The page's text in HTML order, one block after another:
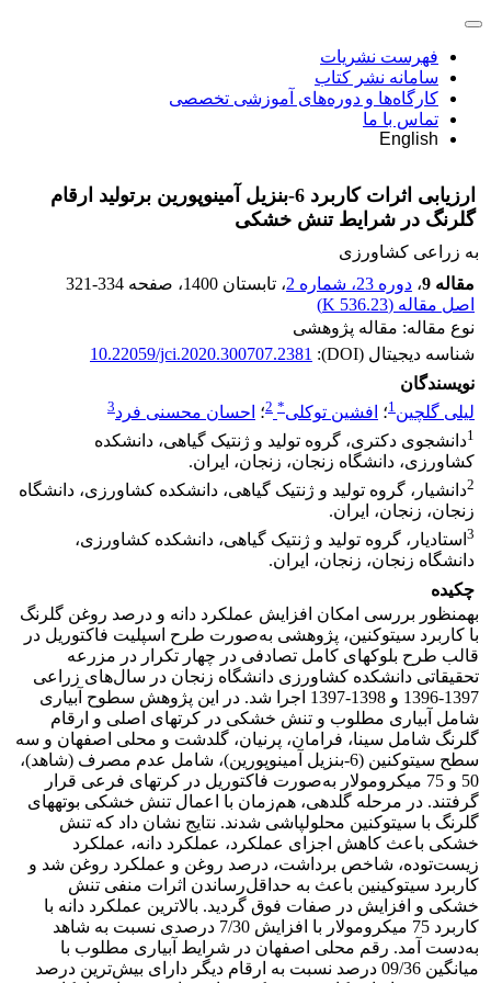
فهرست نشریات
سامانه نشر کتاب
کارگاه‌ها و دوره‌های آموزشی تخصصی
تماس با ما
English
ارزیابی اثرات کاربرد 6-بنزیل آمینوپورین برتولید ارقام
گلرنگ در شرایط تنش خشکی
به زراعی کشاورزی
مقاله 9
، دوره 23، شماره 2 ، تابستان 1400 ، صفحه 321-334
اصل مقاله (536.23 K
)
نوع مقاله: مقاله پژوهشی
شناسه دیجیتال (DOI):
10.22059/jci.2020.300707.2381
نویسندگان
لیلی گلچین1؛ افشین توکلی*
2؛ احسان محسنی فرد3
1دانشجوی دکتری، گروه تولید و ژنتیک گیاهی، دانشکده
کشاورزی، دانشگاه زنجان، زنجان، ایران.
2دانشیار، گروه تولید و ژنتیک گیاهی، دانشکده کشاورزی، دانشگاه
زنجان، زنجان، ایران.
3 استادیار، گروه تولید و ژنتیک گیاهی، دانشکده کشاورزی،
دانشگاه زنجان، زنجان، ایران.
چکیده
به­­منظور بررسی امکان افزایش عملکرد دانه و درصد روغن­ گلرنگ
با کاربرد سیتوکنین، پژوهشی به‌صورت طرح اسپلیت فاکتوریل در
قالب طرح بلوک­های کامل تصادفی در چهار تکرار در مزرعه
تحقیقاتی دانشکده کشاورزی دانشگاه زنجان در سال‌های زراعی
1397-1396 و 1398-1397 اجرا شد. در این پژوهش سطوح آبیاری
شامل آبیاری مطلوب و تنش خشکی در کرت­های اصلی و ارقام
گلرنگ شامل سینا، فرامان، پرنیان، گلدشت و محلی اصفهان و سه
سطح سیتوکنین (6-بنزیل آمینوپورین)، شامل عدم مصرف (شاهد)،
50 و 75 میکرومولار به‌صورت فاکتوریل در کرت­های فرعی قرار
گرفتند. در مرحله گلدهی، هم‌زمان با اعمال تنش خشکی بوته­های
گلرنگ با سیتوکنین محلول­پاشی شدند. نتایج نشان داد که تنش
خشکی باعث کاهش اجزای عملکرد، عملکرد دانه، عملکرد
زیست‌توده، شاخص برداشت، درصد روغن و عملکرد روغن شد و
کاربرد سیتوکینین باعث به حداقل‌رساندن اثرات منفی تنش
خشکی و افزایش در صفات فوق گردید. بالاترین عملکرد دانه با
کاربرد 75 میکرومولار با افزایش 7/30 درصدی نسبت به ‌شاهد
به‌دست آمد. رقم محلی اصفهان در شرایط آبیاری مطلوب با
میانگین 09/36 درصد نسبت به ارقام دیگر دارای بیش‌ترین درصد